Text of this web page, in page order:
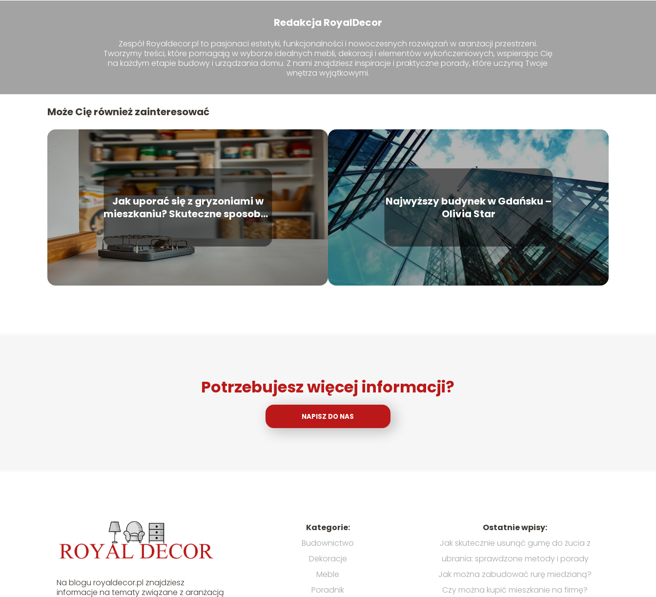
Redakcja RoyalDecor
Zespół Royaldecor.pl to pasjonaci estetyki, funkcjonalności i nowoczesnych rozwiązań w aranżacji przestrzeni.
Tworzymy treści, które pomagają w wyborze idealnych mebli, dekoracji i elementów wykończeniowych, wspierając Cię
na każdym etapie budowy i urządzania domu. Z nami znajdziesz inspiracje i praktyczne porady, które uczynią Twoje
wnętrza wyjątkowymi.
Może Cię również zainteresować
Jak uporać się z gryzoniami w
mieszkaniu? Skuteczne sposoby i
Najwyższy budynek w Gdańsku –
Olivia Star
Potrzebujesz więcej informacji?
NAPISZ DO NAS
Na blogu royaldecor.pl znajdziesz
informacje na tematy związane z aranżacją
Kategorie:
Budownictwo
Dekoracje
Meble
Poradnik
Ostatnie wpisy:
Jak skutecznie usunąć gumę do żucia z
ubrania: sprawdzone metody i porady
Jak można zabudować rurę miedzianą?
Czy można kupić mieszkanie na firmę?